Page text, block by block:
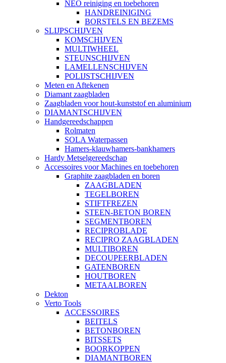
NEO reiniging en toebehoren
HANDREINIGING
BORSTELS EN BEZEMS
SLIJPSCHIJVEN
KOMSCHIJVEN
MULTIWHEEL
STEUNSCHIJVEN
LAMELLENSCHIJVEN
POLIJSTSCHIJVEN
Meten en Aftekenen
Diamant zaagbladen
Zaagbladen voor hout-kunststof en aluminium
DIAMANTSCHIJVEN
Handgereedschappen
Rolmaten
SOLA Waterpassen
Hamers-klauwhamers-bankhamers
Hardy Metselgereedschap
Accessoires voor Machines en toebehoren
Graphite zaagbladen en boren
ZAAGBLADEN
TEGELBOREN
STIFTFREZEN
STEEN-BETON BOREN
SEGMENTBOREN
RECIPROBLADE
RECIPRO ZAAGBLADEN
MULTIBOREN
DECOUPEERBLADEN
GATENBOREN
HOUTBOREN
METAALBOREN
Dekton
Verto Tools
ACCESSOIRES
BEITELS
BETONBOREN
BITSSETS
BOORKOPPEN
DIAMANTBOREN